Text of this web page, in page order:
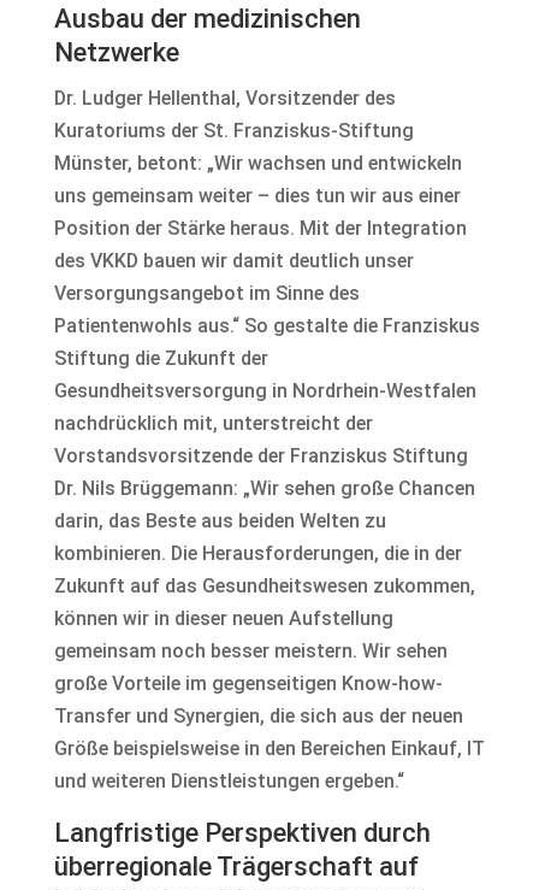
Ausbau der medizinischen
Netzwerke
Dr. Ludger Hellenthal, Vorsitzender des
Kuratoriums der St. Franziskus-Stiftung
Münster, betont: „Wir wachsen und entwickeln
uns gemeinsam weiter – dies tun wir aus einer
Position der Stärke heraus. Mit der Integration
des VKKD bauen wir damit deutlich unser
Versorgungsangebot im Sinne des
Patientenwohls aus.“ So gestalte die Franziskus
Stiftung die Zukunft der
Gesundheitsversorgung in Nordrhein-Westfalen
nachdrücklich mit, unterstreicht der
Vorstandsvorsitzende der Franziskus Stiftung
Dr. Nils Brüggemann: „Wir sehen große Chancen
darin, das Beste aus beiden Welten zu
kombinieren. Die Herausforderungen, die in der
Zukunft auf das Gesundheitswesen zukommen,
können wir in dieser neuen Aufstellung
gemeinsam noch besser meistern. Wir sehen
große Vorteile im gegenseitigen Know-how-
Transfer und Synergien, die sich aus der neuen
Größe beispielsweise in den Bereichen Einkauf, IT
und weiteren Dienstleistungen ergeben.“
Langfristige Perspektiven durch
überregionale Trägerschaft auf